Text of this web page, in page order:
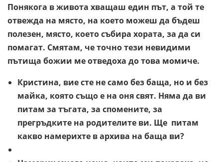
Понякога в живота хващаш един път, а той те
отвежда на място, на което можеш да бъдеш
полезен, място, което събира хората, за да си
помагат. Смятам, че точно тези невидими
пътища божии ме отведоха до това момиче.
Кристина, вие сте не само без баща, но и без
майка, която също е на оня свят. Няма да ви
питам за тъгата, за спомените, за
прегръдките на родителите ви. Ще питам
какво намерихте в архива на баща ви?